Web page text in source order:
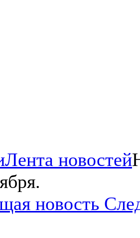
Лента новостей
новость